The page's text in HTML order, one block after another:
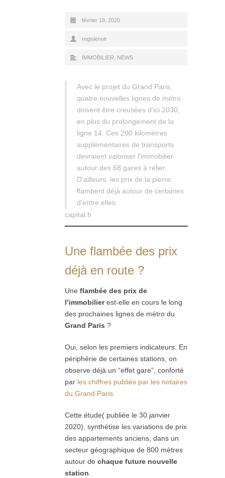
février 19, 2020
regislenoir
IMMOBILIER NEWS
Avec le projet du Grand Paris,
quatre nouvelles lignes de métro
doivent être creusées d’ici 2030,
en plus du prolongement de la
ligne 14. Ces 200 kilomètres
supplémentaires de transports
devraient valoriser l’immobilier
autour des 68 gares à relier.
D’ailleurs, les prix de la pierre
flambent déjà autour de certaines
d’entre elles.
capital.fr
Une flambée des prix
déjà en route ?
Une flambée des prix de
l’immobilierest-elle en cours le long
des prochaines lignes de métro du
Grand Paris ?
Oui, selon les premiers indicateurs. En
périphérie de certaines stations, on
observe déjà un “effet gare”, conforté
par les chiffres publiés par les notaires
du Grand Paris
Cette étude( publiée le 30 janvier
2020), synthétise les variations de prix
des appartements anciens, dans un
secteur géographique de 800 mètres
autour de chaque future nouvelle
station